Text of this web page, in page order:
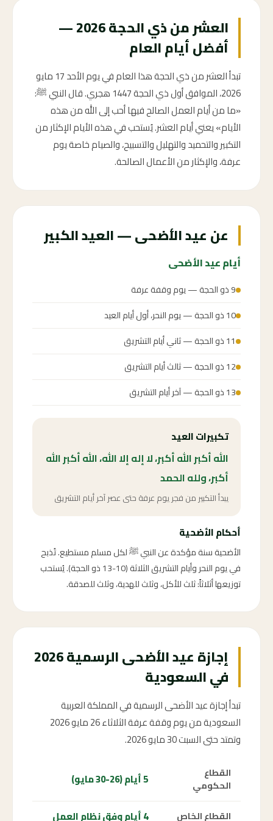
العشر من ذي الحجة 2026 —
أفضل أيام العام
تبدأ العشر من ذي الحجة هذا العام في يوم الأحد 17 مايو
2026، الموافق أول ذي الحجة 1447 هجري. قال النبي ﷺ:
«ما من أيام العمل الصالح فيها أحب إلى الله من هذه
الأيام» يعني أيام العشر. يُستحب في هذه الأيام الإكثار من
التكبير والتحميد والتهليل والتسبيح، والصيام خاصة يوم
عرفة، والإكثار من الأعمال الصالحة.
عن عيد الأضحى — العيد الكبير
أيام عيد الأضحى
9 ذو الحجة — يوم وقفة عرفة
10 ذو الحجة — يوم النحر، أول أيام العيد
11 ذو الحجة — ثاني أيام التشريق
12 ذو الحجة — ثالث أيام التشريق
13 ذو الحجة — آخر أيام التشريق
تكبيرات العيد
الله أكبر الله أكبر، لا إله إلا الله، الله أكبر الله
أكبر، ولله الحمد
يبدأ التكبير من فجر يوم عرفة حتى عصر آخر أيام التشريق
أحكام الأضحية
الأضحية سنة مؤكدة عن النبي ﷺ لكل مسلم مستطيع. تُذبح
في يوم النحر وأيام التشريق الثلاثة (10-13 ذو الحجة). يُستحب
توزيعها أثلاثاً: ثلث للأكل، وثلث للهدية، وثلث للصدقة.
إجازة عيد الأضحى الرسمية 2026
في السعودية
تبدأ إجازة عيد الأضحى الرسمية في المملكة العربية
السعودية من يوم وقفة عرفة الثلاثاء 26 مايو 2026
وتمتد حتى السبت 30 مايو 2026.
القطاع
الحكومي
5 أيام (26-30 مايو)
القطاع الخاص 4 أيام وفق نظام العمل